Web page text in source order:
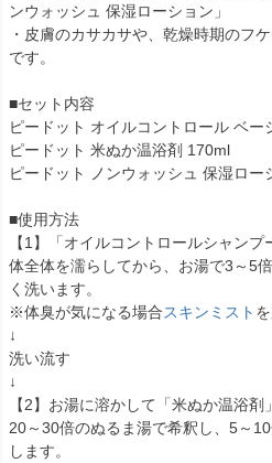
ンウォッシュ 保湿ローション」
・皮膚のカサカサや、乾燥時期のフ
です。
■セット内容
ピードット オイルコントロール ベ
ピードット 米ぬか温浴剤 170ml
ピードット ノンウォッシュ 保湿ロー
■使用方法
【1】「オイルコントロールシャンプ
体全体を濡らしてから、お湯で3～5
く洗います。
※体臭が気になる場合スキンミスト
↓
洗い流す
↓
【2】お湯に溶かして「米ぬか温浴剤」
20～30倍のぬるま湯で希釈し、5～
します。